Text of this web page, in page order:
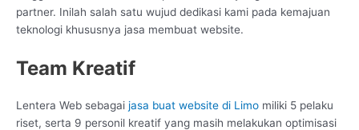
partner. Inilah salah satu wujud dedikasi kami pada kemajuan
teknologi khususnya jasa membuat website.
Team Kreatif
Lentera Web sebagai jasa buat website di Limo miliki 5 pelaku
riset, serta 9 personil kreatif yang masih melakukan optimisasi